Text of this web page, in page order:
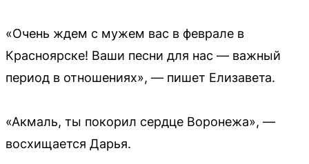
«Очень ждем с мужем вас в феврале в
Красноярске! Ваши песни для нас — важный
период в отношениях», — пишет Елизавета.
«Акмаль, ты покорил сердце Воронежа», —
восхищается Дарья.